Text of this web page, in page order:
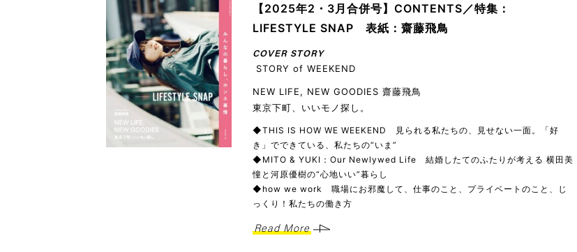
【2025年2・3月合併号】CONTENTS／特集：
LIFESTYLE SNAP 表紙：齋藤飛鳥
COVER STORY
STORY of WEEKEND
NEW LIFE, NEW GOODIES 齋藤飛鳥
東京下町、いいモノ探し。
◆THIS IS HOW WE WEEKEND 見られる私たちの、見せない一面。「好
き」でできている、私たちの“いま”
◆MITO & YUKI：Our Newlywed Life 結婚したてのふたりが考える 横田美
憧と河原優樹の“心地いい”暮らし
◆how we work 職場にお邪魔して、仕事のこと、プライベートのこと、じ
っくり！私たちの働き方
Read More